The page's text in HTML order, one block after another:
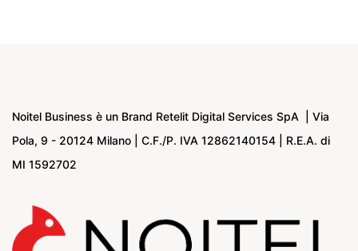
Noitel Business è un Brand Retelit Digital Services SpA | Via
Pola, 9 - 20124 Milano | C.F./P. IVA 12862140154 | R.E.A. di
MI 1592702